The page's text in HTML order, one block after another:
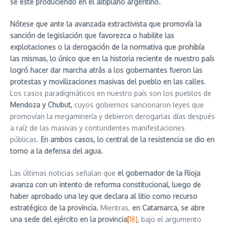
se esté produciendo en el altiplano argentino.
Nótese que ante la avanzada extractivista que promovía la
sanción de legislación que favorezca o habilite las
explotaciones o la derogación de la normativa que prohibía
las mismas, lo único que en la historia reciente de nuestro país
logró hacer dar marcha atrás a los gobernantes fueron las
protestas y movilizaciones masivas del pueblo en las calles.
Los casos paradigmáticos en nuestro país son los pueblos de
Mendoza y Chubut, cuyos gobiernos sancionaron leyes que
promovían la megaminería y debieron derogarlas días después
a raíz de las masivas y contundentes manifestaciones
públicas. En ambos casos, lo central de la resistencia se dio en
torno a la defensa del agua.
Las últimas noticias señalan que el gobernador de la Rioja
avanza con un intento de reforma constitucional, luego de
haber aprobado una ley que declara al litio como recurso
estratégico de la provincia. Mientras, en Catamarca, se abre
una sede del ejército en la provincia[18], bajo el argumento